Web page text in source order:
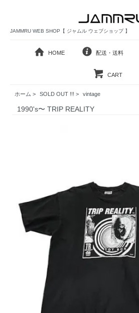
JAMMRU WEB SHOP【 ジャムル ウェブショップ 】
HOME 配送・送料
CART
ホーム > SOLD OUT !!! > vintage
1990's〜 TRIP REALITY